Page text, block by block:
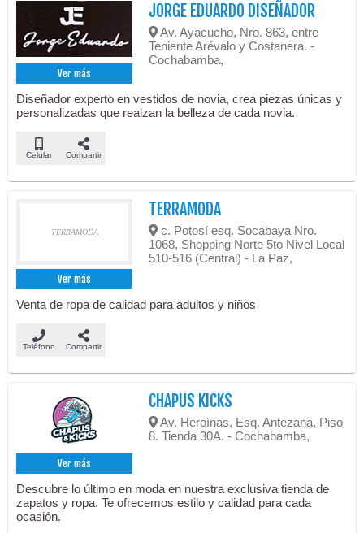
Ver más
JORGE EDUARDO DISEÑADOR
Av. Ayacucho, Nro. 863, entre
Teniente Arévalo y Costanera. -
Cochabamba,
Diseñador experto en vestidos de novia, crea piezas únicas y
personalizadas que realzan la belleza de cada novia.
Celular Compartir
TERRAMODA
Ver más
TERRAMODA
c. Potosí esq. Socabaya Nro.
1068, Shopping Norte 5to Nivel Local
510-516 (Central) - La Paz,
Venta de ropa de calidad para adultos y niños
Teléfono Compartir
Ver más
CHAPUS KICKS
Av. Heroínas, Esq. Antezana, Piso
8. Tienda 30A. - Cochabamba,
Descubre lo último en moda en nuestra exclusiva tienda de
zapatos y ropa. Te ofrecemos estilo y calidad para cada
ocasión.